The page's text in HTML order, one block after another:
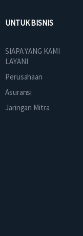
UNTUK BISNIS
SIAPA YANG KAMI
LAYANI
Perusahaan
Asuransi
Jaringan Mitra